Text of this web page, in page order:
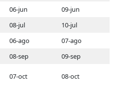
06-jun
09-jun
08-jul
10-jul
06-ago
07-ago
08-sep
09-sep
07-oct 08-oct